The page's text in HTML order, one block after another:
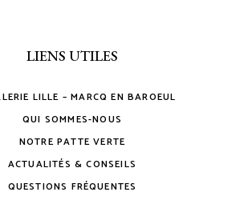
LIENS UTILES
LILLE – MARCQ EN BAROEUL
QUI SOMMES-NOUS
NOTRE PATTE VERTE
ACTUALITÉS & CONSEILS
QUESTIONS FRÉQUENTES